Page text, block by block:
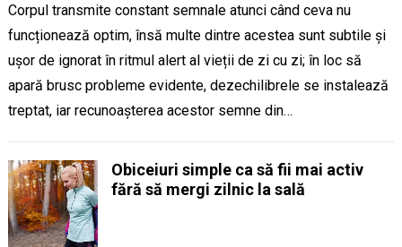
Corpul transmite constant semnale atunci când ceva nu
funcționează optim, însă multe dintre acestea sunt subtile și
ușor de ignorat în ritmul alert al vieții de zi cu zi; în loc să
apară brusc probleme evidente, dezechilibrele se instalează
treptat, iar recunoașterea acestor semne din…
Obiceiuri simple ca să fii mai activ
fără să mergi zilnic la sală